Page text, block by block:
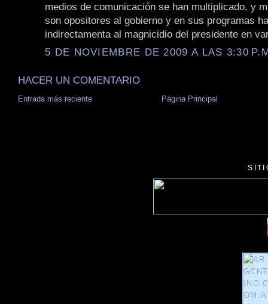
medios de comunicación se han multiplicado, y
son opositores al gobierno y en sus programas
indirectamenta al magnicidio del presidente en
5 DE NOVIEMBRE DE 2009 A LAS 3:30
HACER UN COMENTARIO
Entrada más reciente Página Principal